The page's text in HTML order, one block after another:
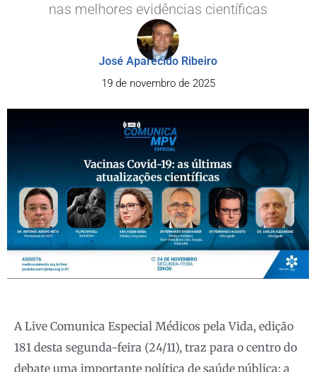
nas melhores evidências científicas
José Aparecido Ribeiro
19 de novembro de 2025
A Live Comunica Especial Médicos pela Vida, edição
181 desta segunda-feira (24/11), traz para o centro do
debate uma importante política de saúde pública: a